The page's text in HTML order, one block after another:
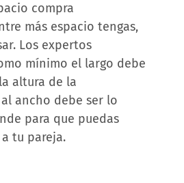
compra
más espacio tengas,
Los expertos
mínimo el largo debe
altura de la
ancho debe ser lo
para que puedas
tu pareja.